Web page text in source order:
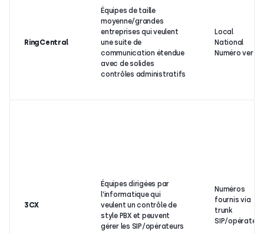
RingCentral
Équipes de taille
moyenne/grandes
entreprises qui veulent
une suite de
communication étendue
avec de solides
contrôles administratifs
Local
National
Numéro vert
3CX
Équipes dirigées par
l’informatique qui
veulent un contrôle de
style PBX et peuvent
gérer les SIP/opérateurs
Numéros
fournis via
trunk
SIP/opérateur